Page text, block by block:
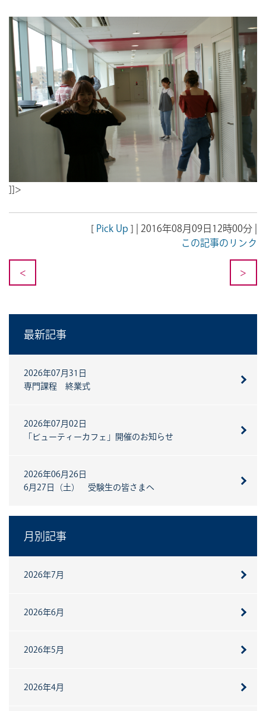
]]>
[ Pick Up ] | 2016年08月09日12時00分 |
この記事のリンク
< >
最新記事
2026年07月31日
専門課程 終業式
2026年07月02日
「ビューティーカフェ」開催のお知らせ
2026年06月26日
6月27日（土） 受験生の皆さまへ
月別記事
2026年7月
2026年6月
2026年5月
2026年4月